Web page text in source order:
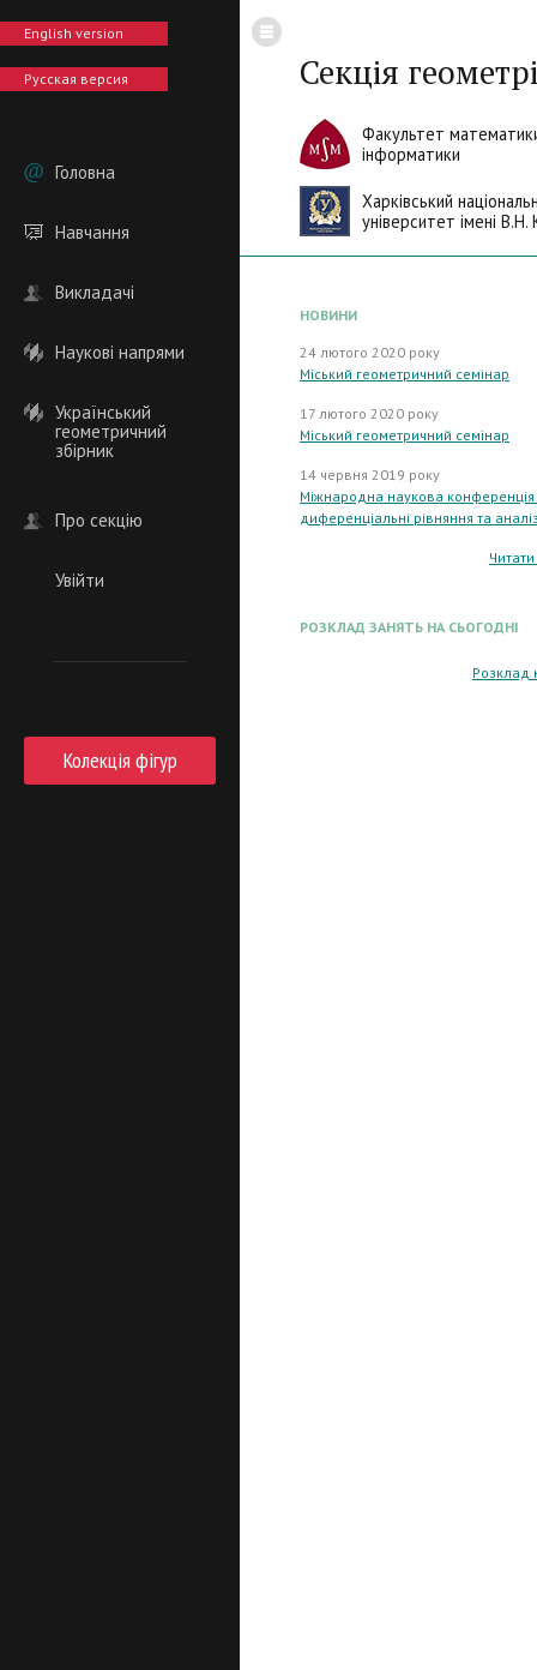
English version
Русская версия
Головна
Навчання
Викладачі
Наукові напрями
Український
геометричний
збірник
Про секцію
Увійти
Колекція фігур
Секція
Факультет
інформатики
Харківський
університет імені В.Н.
НОВИНИ
24 лютого 2020 року
Міський геометричний семінар
17 лютого 2020 року
Міський геометричний семінар
14 червня 2019 року
Міжнародна наукова конференція
диференціальні рівняння та
РОЗКЛАД ЗАНЯТЬ НА СЬОГОДНІ
Розклад